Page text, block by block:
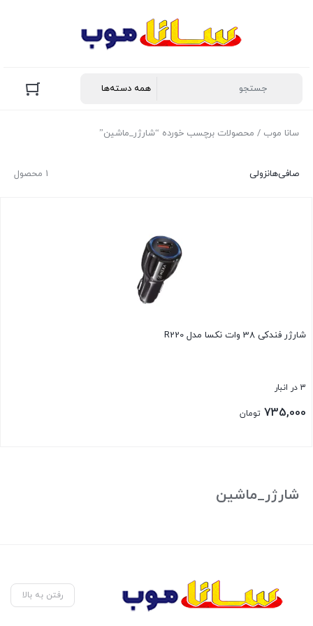
سانا موب / محصولات برچسب خورده “شارژر_ماشین”
1 محصول صافی‌هانزولی
شارژر فندکی 38 وات نکسا مدل R220
3 در انبار
735,000 تومان
شارژر_ماشین
رفتن به بالا